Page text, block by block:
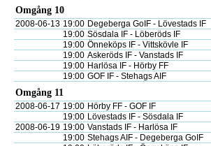
Omgång 10
2008-06-13 19:00 Degeberga GoIF - Lövestads IF
19:00 Sösdala IF - Löberöds IF
19:00 Önneköps IF - Vittskövle IF
19:00 Askeröds IF - Vanstads IF
19:00 Harlösa IF - Hörby FF
19:00 GOF IF - Stehags AIF
Omgång 11
2008-06-17 19:00 Hörby FF - GOF IF
19:00 Lövestads IF - Sösdala IF
2008-06-19 19:00 Vanstads IF - Harlösa IF
19:00 Stehags AIF - Degeberga GoIF